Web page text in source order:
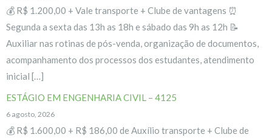
💰 R$ 1.200,00 + Vale transporte + Clube de vantagens ⏰
Segunda a sexta das 13h as 18h e sábado das 9h as 12h 📝
Auxiliar nas rotinas de pós-venda, organização de documentos,
acompanhamento dos processos dos estudantes, atendimento
inicial […]
ESTÁGIO EM ENGENHARIA CIVIL – 4125
6 agosto, 2026
💰 R$ 1.600,00 + R$ 186,00 de Auxílio transporte + Clube de